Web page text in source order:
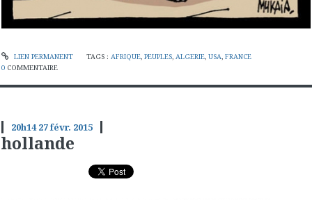
LIEN PERMANENT TAGS : AFRIQUE, PEUPLES, ALGERIE, USA, FRANCE
0 COMMENTAIRE
20h14 27févr. 2015
hollande